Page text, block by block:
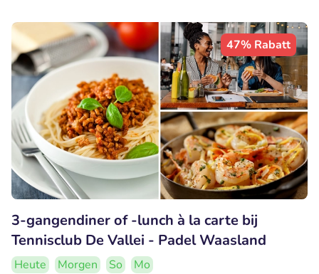
47% Rabatt
3-gangendiner of -lunch à la carte bij
Tennisclub De Vallei - Padel Waasland
Heute Morgen So
Mo